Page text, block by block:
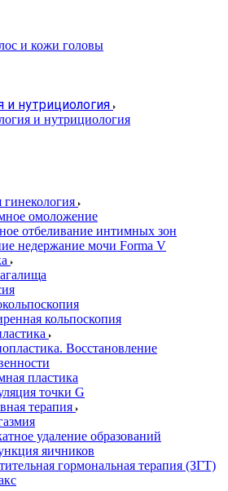
и кожи головы
и нутрициология
и нутрициология
гинекология
омоложение
отбеливание интимных зон
недержание мочи Forma V
кольпоскопия
Восстановление
пластика
точки G
терапия
удаление образований
яичников
гормональная терапия (ЗГТ)